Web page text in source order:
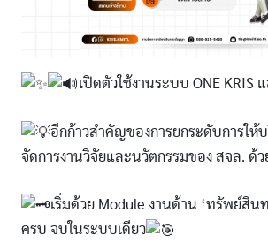
เปิดตัวใช้งานระบบ ONE KRIS
อีกก้าวสำคัญของการยกระดับการให้
จัดการงานวิจัยและนวัตกรรมของ สจล. ด้ว
เริ่มด้วย Module งานด้าน ‘ทรัพย์สิ
ครบ จบในระบบเดียว